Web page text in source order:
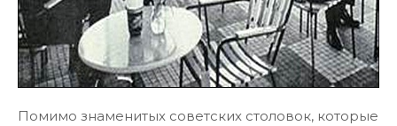
Помимо знаменитых советских столовок, которые